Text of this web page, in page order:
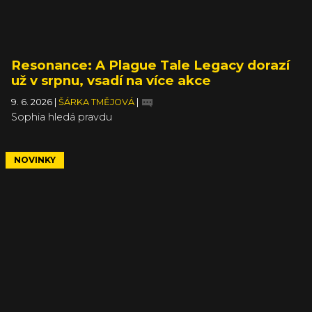
Resonance: A Plague Tale Legacy dorazí
už v srpnu, vsadí na více akce
9. 6. 2026 ŠÁRKA TMĚJOVÁ
Sophia hledá pravdu
NOVINKY